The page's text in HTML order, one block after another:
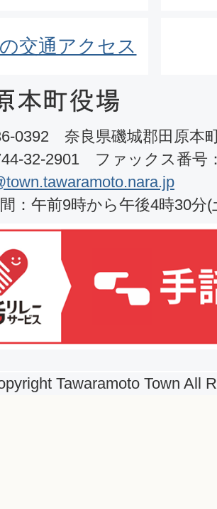
交通アクセス
0392 奈良県磯城郡田原本
32-2901 ファックス番号
：午前9時から午後4時30分
Tawaramoto Town All